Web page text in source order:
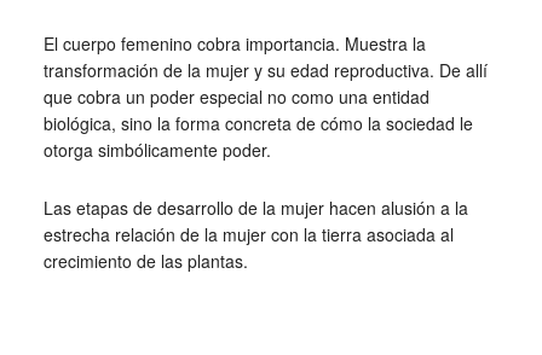
El cuerpo femenino cobra importancia. Muestra la
transformación de la mujer y su edad reproductiva. De allí
que cobra un poder especial no como una entidad
biológica, sino la forma concreta de cómo la sociedad le
otorga simbólicamente poder.
Las etapas de desarrollo de la mujer hacen alusión a la
estrecha relación de la mujer con la tierra asociada al
crecimiento de las plantas.